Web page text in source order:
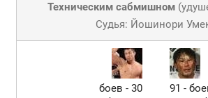
Техническим сабмишном(
Судья: Йошинори
боев - 30
91 -